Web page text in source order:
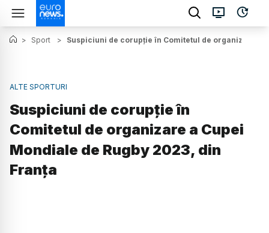
> Sport > Suspiciuni de corupție în Comitetul de organizare a
ALTE SPORTURI
Suspiciuni de corupție în
Comitetul de organizare a Cupei
Mondiale de Rugby 2023, din
Franța